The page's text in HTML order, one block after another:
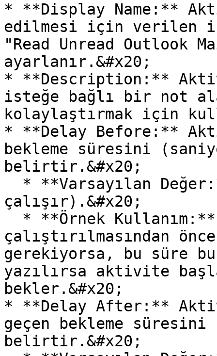
* **Display Name:**
edilmesi için verilen
"Read Unread Outlook
ayarlanır.&#x20;
* **Description:**
isteğe bağlı bir not
kolaylaştırmak için
* **Delay Before:**
bekleme süresini
belirtir.&#x20;
çalışır).&#x20;
çalıştırılmasından
gerekiyorsa, bu süre
yazılırsa aktivite
bekler.&#x20;
* **Delay After:**
geçen bekleme
belirtir.&#x20;